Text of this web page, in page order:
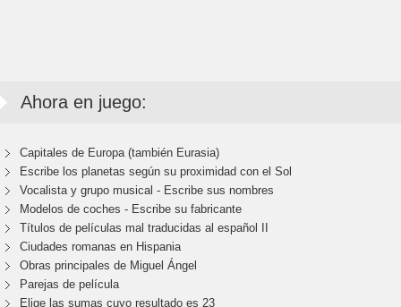
Ahora en juego:
Capitales de Europa (también Eurasia)
Escribe los planetas según su proximidad con el Sol
Vocalista y grupo musical - Escribe sus nombres
Modelos de coches - Escribe su fabricante
Títulos de películas mal traducidas al español II
Ciudades romanas en Hispania
Obras principales de Miguel Ángel
Parejas de película
Elige las sumas cuyo resultado es 23